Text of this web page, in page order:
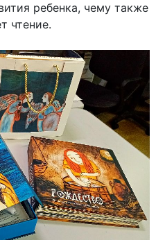
ребенка, чему также
чтение.